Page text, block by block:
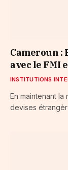
Cameroun :
avec le FMI
INSTITUTIONS
En maintenant
devises